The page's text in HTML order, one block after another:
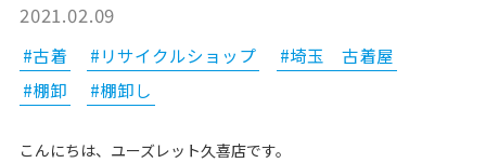
2021.02.09
#古着 #リサイクルショップ
#埼玉 古着屋
#棚卸
#棚卸し
こんにちは、ユーズレット久喜店です。